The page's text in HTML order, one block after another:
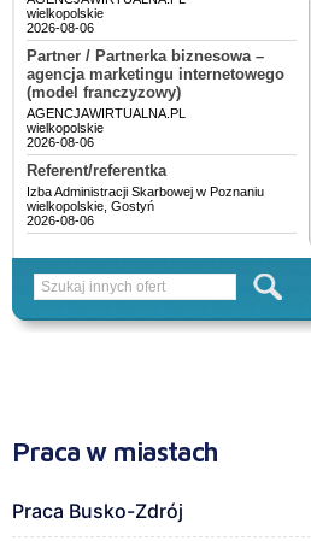
Praca w miastach
Praca Busko-Zdrój